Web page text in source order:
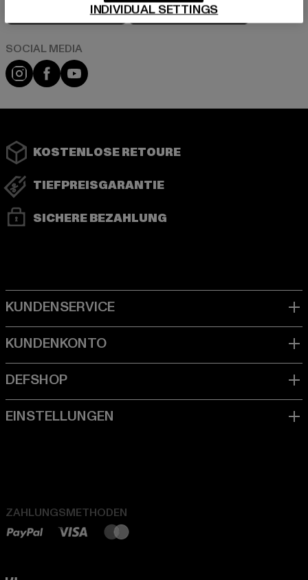
Instagram
FacebookYouTube
KOSTENLOSE RETOURE
TIEFPREISGARANTIE
SICHERE BEZAHLUNG
ZAHLUNGSMETHODEN
INDIVIDUAL SETTINGS